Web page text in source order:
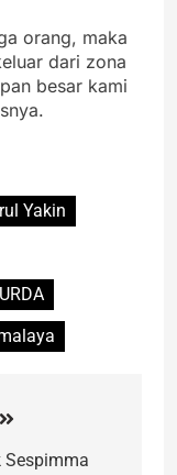
orang, maka
dari zona
besar kami
Yakin
Sespimma